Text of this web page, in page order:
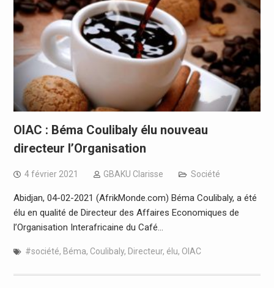
OIAC : Béma Coulibaly élu nouveau
directeur l’Organisation
4 février 2021 GBAKU Clarisse Société
Abidjan, 04-02-2021 (AfrikMonde.com) Béma Coulibaly, a été
élu en qualité de Directeur des Affaires Economiques de
l’Organisation Interafricaine du Café…
#société, Béma, Coulibaly, Directeur, élu, OIAC